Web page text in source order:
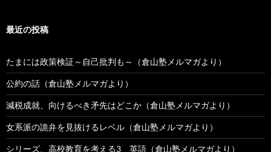
最近の投稿
たまには政策検証～自己批判も～（倉山塾メルマガより）
公約の話（倉山塾メルマガより）
減税成就、向けるべき矛先はどこか（倉山塾メルマガより）
女系派の詭弁を見抜けるレベル（倉山塾メルマガより）
シリーズ、高校教育を考える3 英語（倉山塾メルマガより）